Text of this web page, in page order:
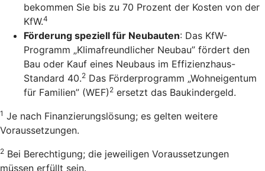
bekommen Sie bis zu 70 Prozent der Kosten von der
KfW.4
Förderung speziell für Neubauten: Das KfW-
Programm „Klimafreundlicher Neubau” fördert den
Bau oder Kauf eines Neubaus im Effizienzhaus-
Standard 40.2 Das Förderprogramm „Wohneigentum
für Familien” (WEF) 2 ersetzt das Baukindergeld.
1 Je nach Finanzierungslösung; es gelten weitere
Voraussetzungen.
2 Bei Berechtigung; die jeweiligen Voraussetzungen
müssen erfüllt sein.